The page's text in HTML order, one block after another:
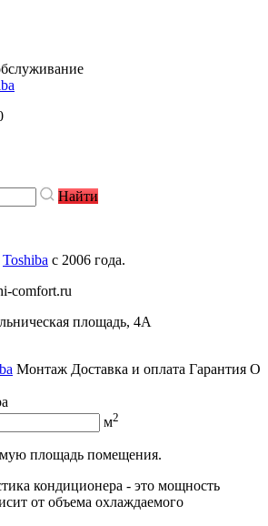
Найти
Toshiba c 2006 года.
comfort.ru
площадь, 4А
Монтаж Доставка и оплата Гарантия О
м2
площадь помещения.
кондиционера - это мощность
от объема охлаждаемого